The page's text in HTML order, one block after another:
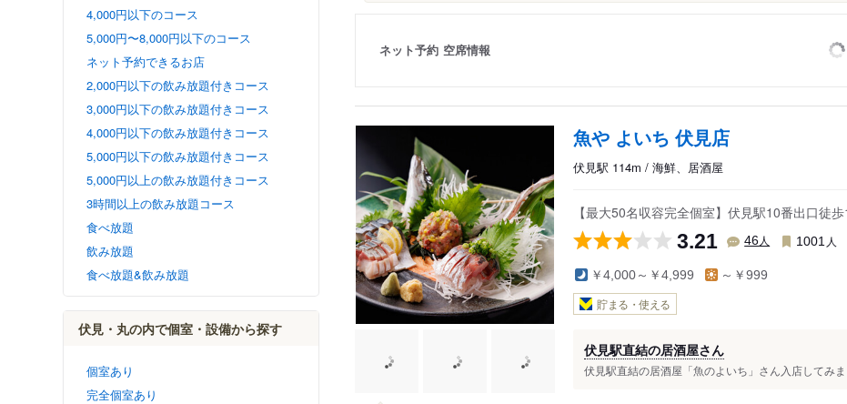
4,000円以下のコース
5,000円〜8,000円以下のコース
ネット予約できるお店
2,000円以下の飲み放題付きコース
3,000円以下の飲み放題付きコース
4,000円以下の飲み放題付きコース
5,000円以下の飲み放題付きコース
5,000円以上の飲み放題付きコース
3時間以上の飲み放題コース
食べ放題
飲み放題
食べ放題&飲み放題
伏見・丸の内で個室・設備から探す
個室あり
完全個室あり
ネット予約 空席情報
魚や よいち 伏見店
伏見駅 114m / 海鮮、居酒屋
【最大50名収容完全個室】伏見駅10番出口徒
3.21 46人 1001 人
￥4,000～￥4,999 ～￥999
貯まる・使える
伏見駅直結の居酒屋さん
伏見駅直結の居酒屋「魚のよいち」さん入店してみ